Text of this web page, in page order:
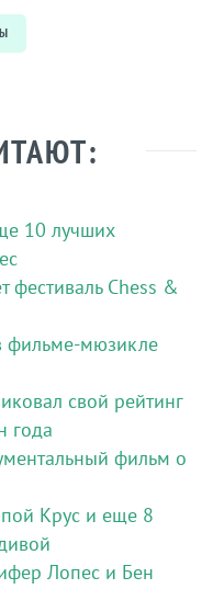
10 лучших
фестиваль Chess &
фильме-мюзикле
свой рейтинг
года
фильм о
Крус и еще 8
Лопес и Бен